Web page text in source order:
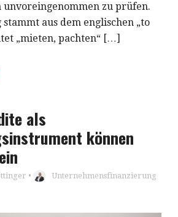
zu prüfen.
stammt aus dem englischen „to
„mieten, pachten“ […]
als
können
• Unternehmensfinanzierung